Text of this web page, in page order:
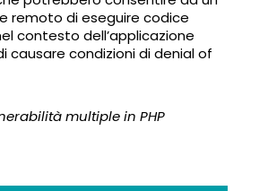
remoto di eseguire codice
contesto dell’applicazione
causare condizioni di denial of
multiple in PHP